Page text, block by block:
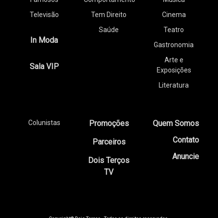
Televisão
In Moda
Sala VIP
Tem Direito
Saúde
Cinema
Teatro
Gastronomia
Arte e
Exposições
Literatura
Colunistas
Promoções
Parceiros
Dois Terços
TV
Quem Somos
Contato
Anuncie